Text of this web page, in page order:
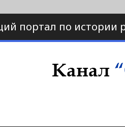
портал по истории
по истории